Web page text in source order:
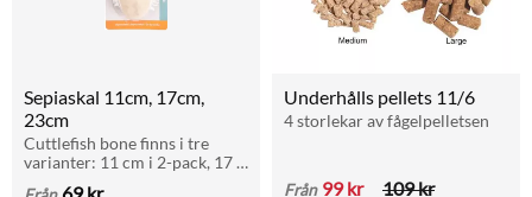
Sepiaskal 11cm, 17cm,
23cm
Cuttlefish bone finns i tre
varianter: 11 cm i 2-pack, 17
Underhålls pellets 11/6
4 storlekar av fågelpelletsen
Från 99kr 109kr